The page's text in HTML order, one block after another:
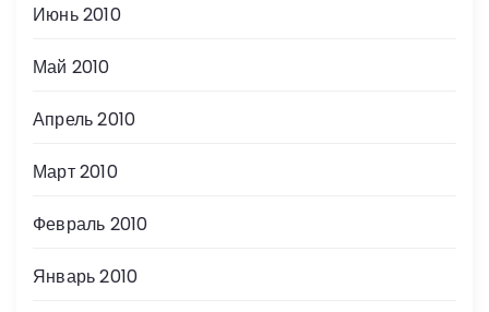
Июнь 2010
Май 2010
Апрель 2010
Март 2010
Февраль 2010
Январь 2010